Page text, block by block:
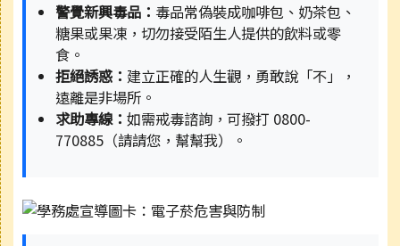
警覺新興毒品： 毒品常偽裝成咖啡包、奶茶包、
糖果或果凍，切勿接受陌生人提供的飲料或零
食。
拒絕誘惑： 建立正確的人生觀，勇敢說「不」，
遠離是非場所。
求助專線：如需戒毒諮詢，可撥打 0800-
770885（請請您，幫幫我）。